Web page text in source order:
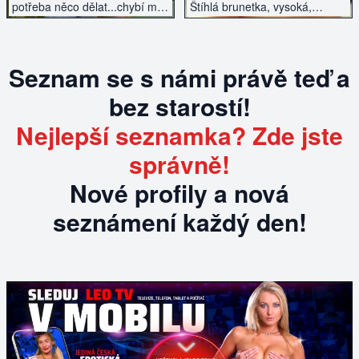
potřeba něco dělat...chybí mi
mužská náruč.
Štíhlá brunetka, vysoká,
hledám milence.
Seznam se s námi právě teď a
bez starostí!
Nejlepší seznamka? Zde jste
správně!
Nové profily a nová
seznámení každý den!